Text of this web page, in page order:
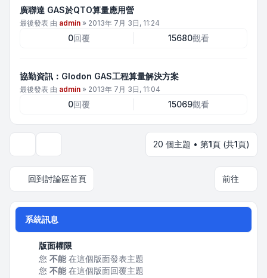
廣聯達 GAS於QTO算量應用營
最後發表 由 admin » 2013年 7月 3日, 11:24
0回覆 15680觀看
協勤資訊：Glodon GAS工程算量解決方案
最後發表 由 admin » 2013年 7月 3日, 11:04
0回覆 15069觀看
20 個主題 • 第1頁 (共1頁)
回到討論區首頁 前往
系統訊息
版面權限
您 不能在這個版面發表主題
您 不能在這個版面回覆主題